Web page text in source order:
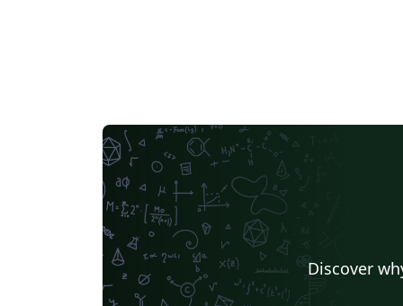
Discover